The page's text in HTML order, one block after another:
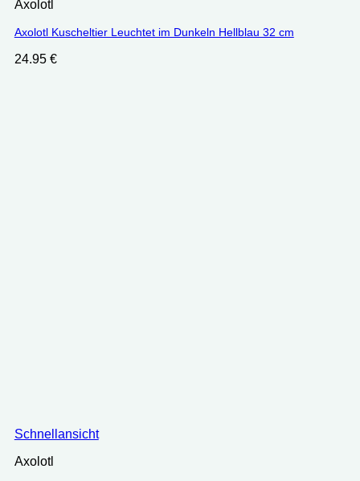
Axolotl
Axolotl Kuscheltier Leuchtet im Dunkeln Hellblau 32 cm
24.95 €
Schnellansicht
Axolotl